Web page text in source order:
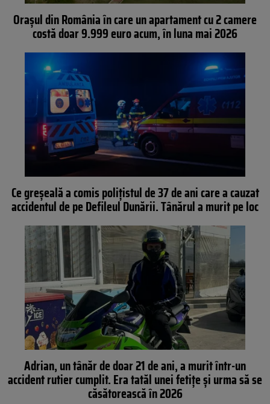
Orașul din România în care un apartament cu 2 camere
costă doar 9.999 euro acum, în luna mai 2026
Ce greșeală a comis polițistul de 37 de ani care a cauzat
accidentul de pe Defileul Dunării. Tânărul a murit pe loc
Adrian, un tânăr de doar 21 de ani, a murit într-un
accident rutier cumplit. Era tatăl unei fetițe și urma să se
căsătorească în 2026